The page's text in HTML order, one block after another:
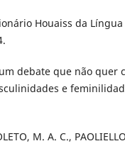
Houaiss da
debate que não quer
e
M. A. C.,